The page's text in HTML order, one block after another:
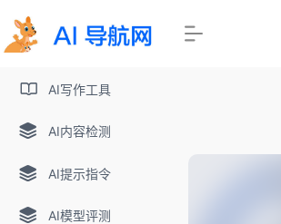
AI写作工具
AI内容检测
AI提示指令
AI模型评测